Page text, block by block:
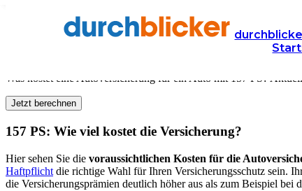
Autoversicherung
Was kostet eine Autoversicherung für ein Auto mit 157 PS?
Jetzt berechnen
157 PS: Wie viel kostet die Versicherung?
Hier sehen Sie die voraussichtlichen Kosten für die
Haftpflicht die richtige Wahl für Ihren Versicherungsschutz sein.
die Versicherungsprämien deutlich höher aus als zum Beispiel bei